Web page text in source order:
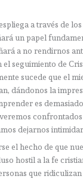
a través de
un papel
a no rendirnos
el seguimiento de
sucede que el
dándonos la
es
dejarnos
el hecho de que
hostil a la fe
que